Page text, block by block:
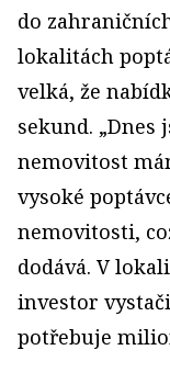
do
lokalitách
velká, že
sekund.
nemovitost
vysoké
nemovitosti,
dodává. V
investor
potřebuje